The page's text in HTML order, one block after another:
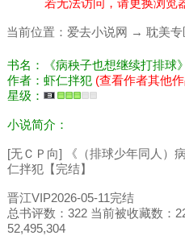
若无法访问，请更换浏览
当前位置： 爱去小说网 → 耽美专
书名：《病秧子也想继续打排球》
作者：虾仁拌犯 (查看作者其他
星级：
小说简介：
[无ＣＰ向] 《（排球少年同人）
仁拌犯【完结】
晋江VIP2026-05-11完结
总书评数：322 当前被收藏数：
52,495,304